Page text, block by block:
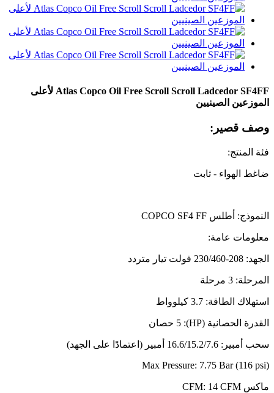
Atlas Copco Oil Free Scroll Scroll Ladcedor SF4FF لأعلى
الموزعين الصينيين
وصف قصير:
فئة المنتج:
ضاغط الهواء - ثابت
النموذج: أطلس COPCO SF4 FF
معلومات عامة:
الجهد: 208-230/460 فولت تيار متردد
المرحلة: 3 مرحلة
استهلاك الطاقة: 3.7 كيلوواط
القدرة الحصانية (HP): 5 حصان
سحب أمبير: 16.6/15.2/7.6 أمبير (اعتمادًا على الجهد)
Max Pressure: 7.75 Bar (116 psi)
ماكس CFM: 14 CFM